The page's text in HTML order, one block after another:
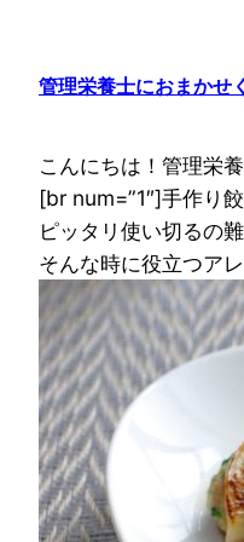
管理栄養士におまかせ
こんにちは！管理栄
[br num=”1″]手作り
ピッタリ使い切るの
そんな時に役立つア